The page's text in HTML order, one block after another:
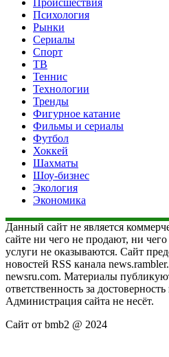
Психология
Рынки
Сериалы
Спорт
ТВ
Теннис
Технологии
Тренды
Фигурное катание
Фильмы и сериалы
Футбол
Хоккей
Шахматы
Шоу-бизнес
Экология
Экономика
Данный сайт не является
сайте ни чего не продают, ни
услуги не оказываются. Сайт
новостей RSS канала
newsru.com. Материалы
ответственность за
Администрация сайта не несёт.
Сайт от bmb2 @ 2024